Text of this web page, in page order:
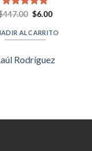
Valorado en
447.00 Original
was:
$447.00.
$6.00Current
is:
$6.00.
AL CARRITO
Rodríguez